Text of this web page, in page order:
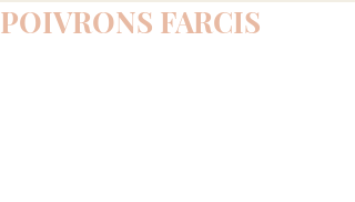
POIVRONS FARCIS